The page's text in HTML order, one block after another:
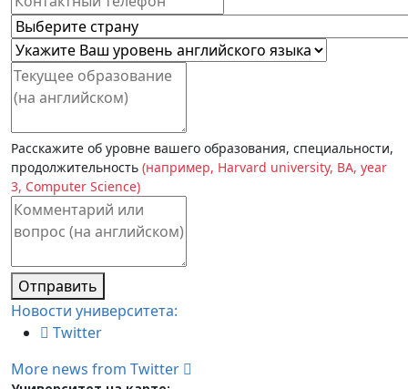
Расскажите об уровне вашего образования, специальности,
продолжительность (например, Harvard university, BA, year
3, Computer Science)
Отправить
Новости университета:
Twitter
More news from Twitter